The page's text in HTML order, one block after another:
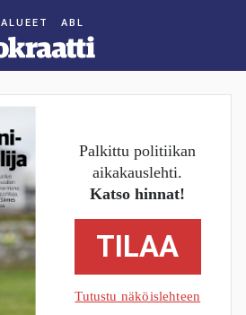
ALUEET
Palkittu politiikan
aikakauslehti.
Katso hinnat!
TILAA
Tutustu näköislehteen